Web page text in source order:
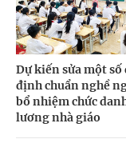
Dự kiến sửa một số
định chuẩn nghề
bổ nhiệm chức
lương nhà giáo